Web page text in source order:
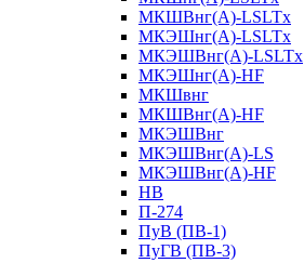
МКШВнг(A)-LSLTx
МКЭШнг(А)-LSLTx
МКЭШВнг(A)-LSLTx
МКЭШнг(А)-HF
МКШвнг
МКШВнг(А)-HF
МКЭШВнг
МКЭШВнг(А)-LS
МКЭШВнг(А)-HF
НВ
П-274
ПуВ (ПВ-1)
ПуГВ (ПВ-3)